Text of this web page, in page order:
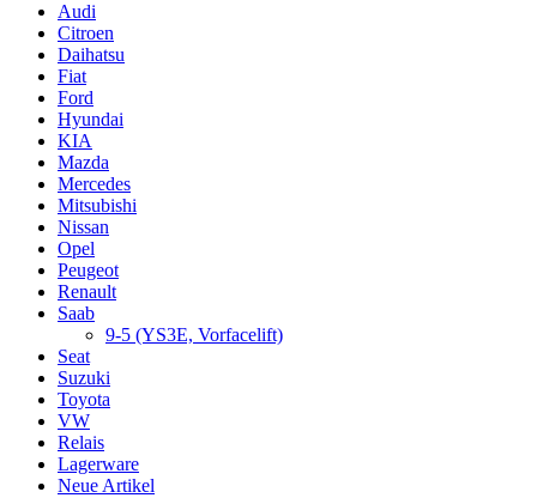
Audi
Citroen
Daihatsu
Fiat
Ford
Hyundai
KIA
Mazda
Mercedes
Mitsubishi
Nissan
Opel
Peugeot
Renault
Saab
9-5 (YS3E, Vorfacelift)
Seat
Suzuki
Toyota
VW
Relais
Lagerware
Neue Artikel